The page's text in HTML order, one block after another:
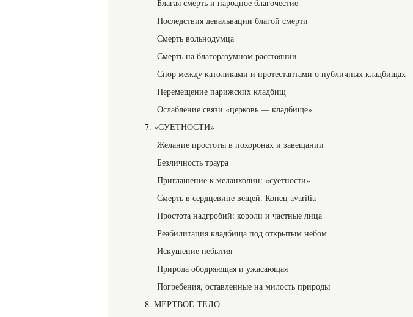
Благая смерть и народное благочестие
Последствия девальвации благой смерти
Смерть вольнодумца
Смерть на благоразумном расстоянии
Спор между католиками и протестантами о публичных кладбищах
Перемещение парижских кладбищ
Ослабление связи «церковь — кладбище»
7. «СУЕТНОСТИ»
Желание простоты в похоронах и завещании
Безличность траура
Приглашение к меланхолии: «суетности»
Смерть в сердцевине вещей. Конец avaritia
Простота надгробий: короли и частные лица
Реабилитация кладбища под открытым небом
Искушение небытия
Природа ободряющая и ужасающая
Погребения, оставленные на милость природы
8. МЕРТВОЕ ТЕЛО